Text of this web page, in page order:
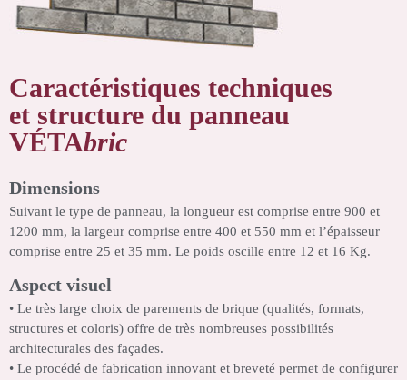
Caractéristiques techniques
et structure du panneau
VÉTAbric
Dimensions
Suivant le type de panneau, la longueur est comprise entre 900 et
1200 mm, la largeur comprise entre 400 et 550 mm et l’épaisseur
comprise entre 25 et 35 mm. Le poids oscille entre 12 et 16 Kg.
Aspect visuel
• Le très large choix de parements de brique (qualités, formats,
structures et coloris) offre de très nombreuses possibilités
architecturales des façades.
• Le procédé de fabrication innovant et breveté permet de configurer